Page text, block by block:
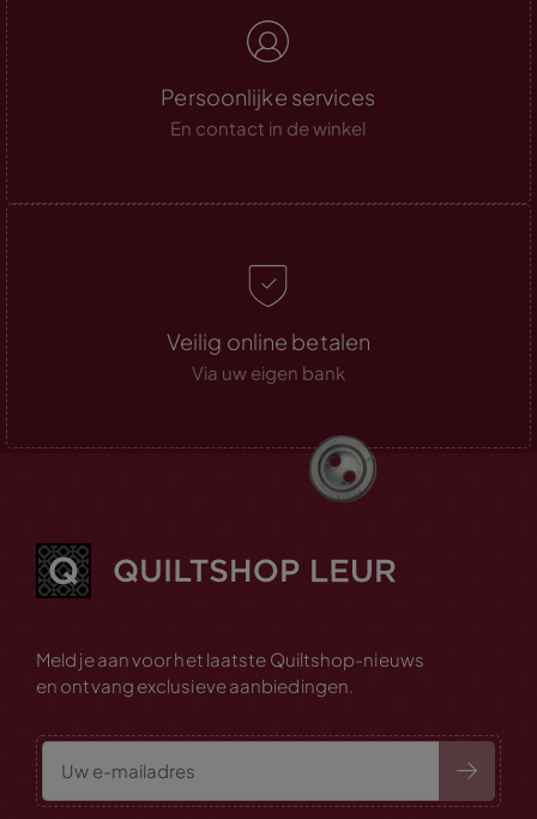
Persoonlijke services
En contact in de winkel
Veilig online betalen
Via uw eigen bank
Meld je aan voor het laatste Quiltshop-nieuws
en ontvang exclusieve aanbiedingen.